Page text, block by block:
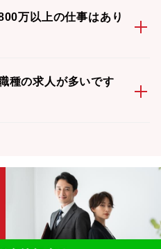
万以上の仕事はあり
種の求人が多いです